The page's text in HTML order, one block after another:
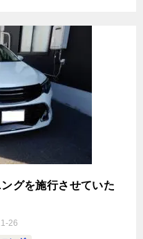
グを施行させていた
26